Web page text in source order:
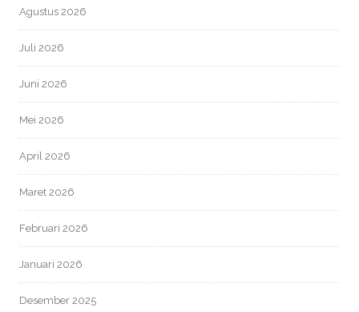
Agustus 2026
Juli 2026
Juni 2026
Mei 2026
April 2026
Maret 2026
Februari 2026
Januari 2026
Desember 2025